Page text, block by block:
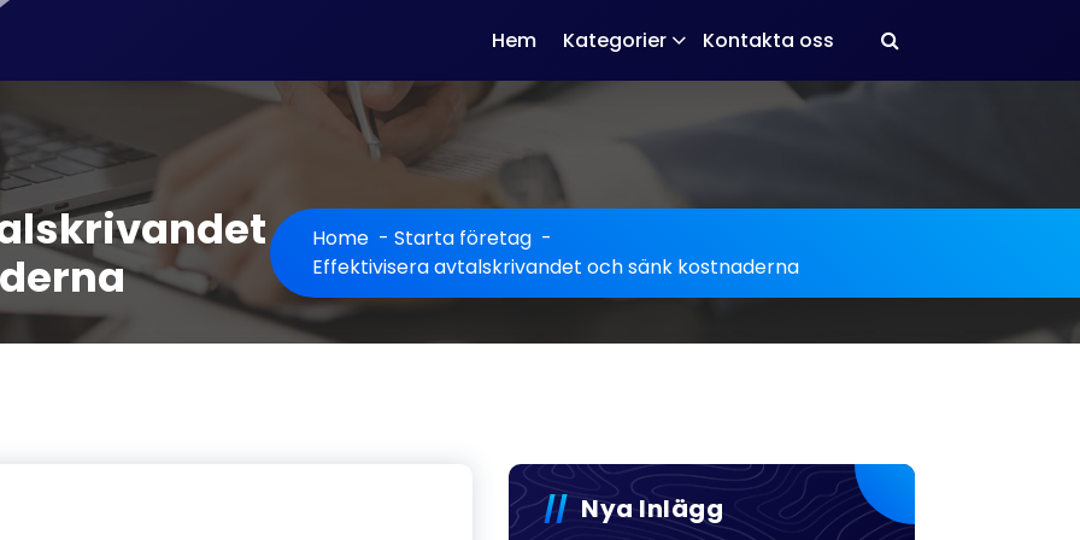
Hem Kategorier Kontakta oss
Home - Starta företag -
Effektivisera avtalskrivandet och sänk kostnaderna
Nya Inlägg